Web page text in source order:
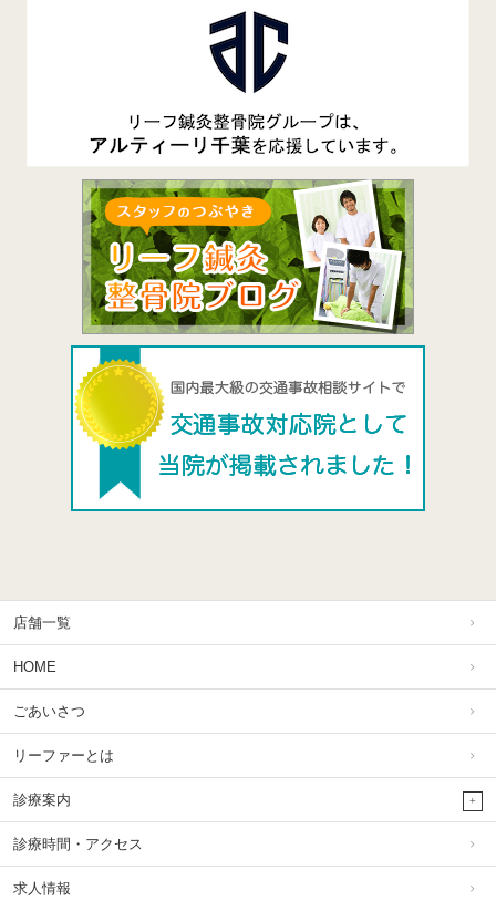
店舗一覧
HOME
ごあいさつ
リーファーとは
診療案内
診療時間・アクセス
求人情報